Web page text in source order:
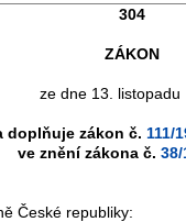
304
ZÁKON
ze dne 13. listopadu
doplňuje zákon č. 111/
ve znění zákona č. 38/
České republiky: